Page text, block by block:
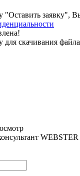
заявку",
скачивания